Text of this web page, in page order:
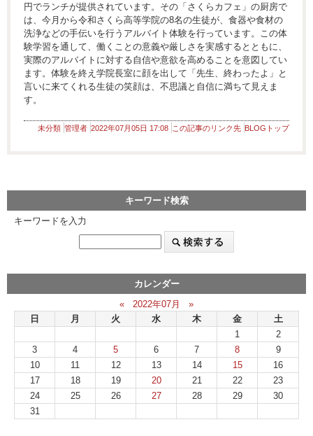
円でランチが提供されています。その「さくらカフェ」の厨房で
は、今月から令和さくら高等学院の8名の生徒が、食器や食材の
洗浄などの手伝いを行うアルバイト体験を行っています。この体
験学習を通して、働くことの意義や厳しさを実感するとともに、
実際のアルバイトに対する自信や意欲を高めることを意図してい
ます。体験を終え学院長室に顔を出して「先生、終わったよ」と
言いに来てくれる生徒の笑顔は、不思議と自信に満ちて見えま
す。
未分類 管理者 2022年07月05日 17:08 この記事のリンク先 BLOGトップ
キーワード検索
キーワードを入力
カレンダー
«
2022年07月
»
日
月 火 水 木 金
土
1
2
3
4 5 6 7 8
9
10
11 12 13 14 15
16
17
18 19 20 21 22
23
24
25 26 27 28 29
30
31